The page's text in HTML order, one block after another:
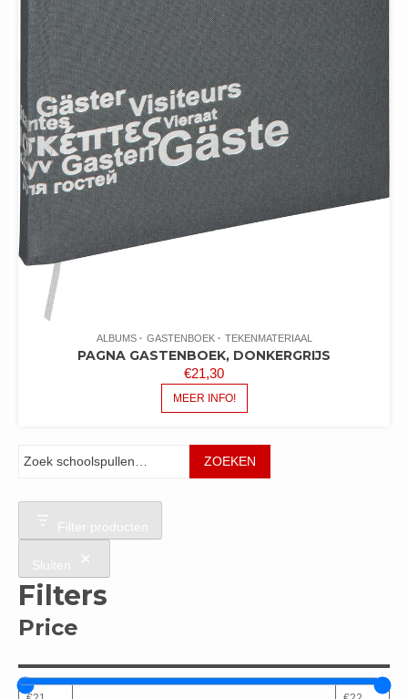
ALBUMS GASTENBOEK TEKENMATERIAAL
PAGNA GASTENBOEK, DONKERGRIJS
€21,30
MEER INFO!
ZOEKEN
Filter producten
Sluiten
Filters
Price